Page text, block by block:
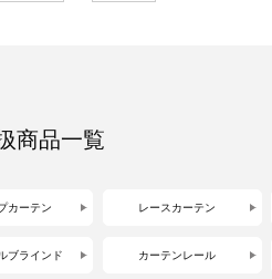
商品一覧
カーテン レースカーテン
ブラインド カーテンレール